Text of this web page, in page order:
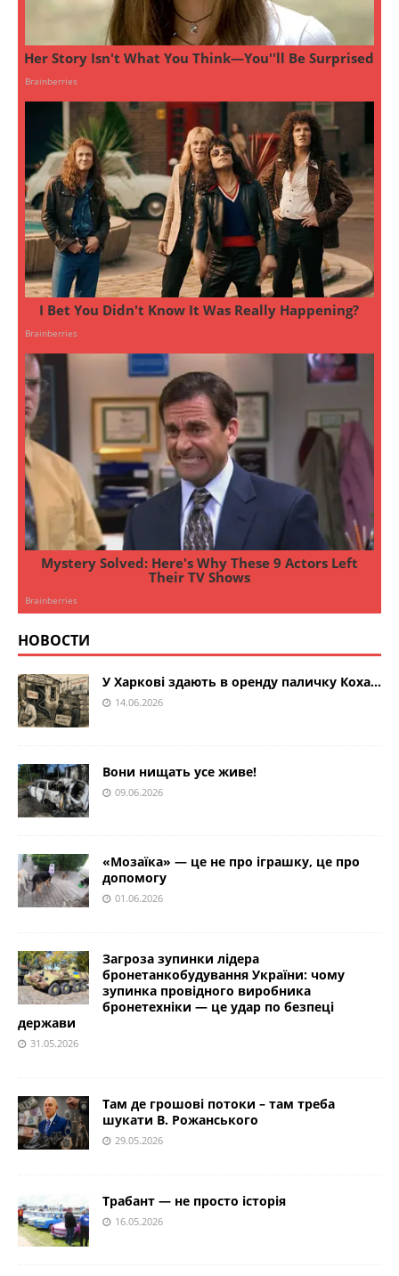
НОВОСТИ
У Харкові здають в оренду паличку Коха…
14.06.2026
Вони нищать усе живе!
09.06.2026
«Мозаїка» — це не про іграшку, це про
допомогу
01.06.2026
Загроза зупинки лідера
бронетанкобудування України: чому
зупинка провідного виробника
бронетехніки — це удар по безпеці
держави
31.05.2026
Там де грошові потоки – там треба
шукати В. Рожанського
29.05.2026
Трабант — не просто історія
16.05.2026